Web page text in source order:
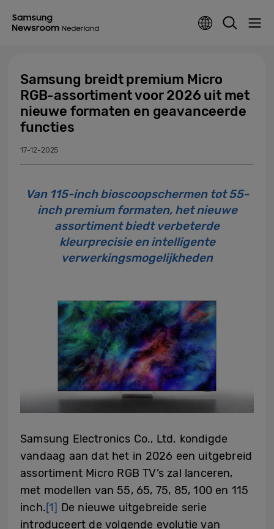
Samsung breidt premium Micro
RGB-assortiment voor 2026 uit met
nieuwe formaten en geavanceerde
functies
17-12-2025
Van 115-inch bioscoopschermen tot 55-
inch premium formaten, het nieuwe
assortiment biedt verbeterde
kleurprecisie en intelligente
verwerkingsmogelijkheden
Samsung Electronics Co., Ltd. kondigde
vandaag aan dat het in 2026 een uitgebreid
assortiment Micro RGB TV’s zal lanceren,
met modellen van 55, 65, 75, 85, 100 en 115
inch.[1] De nieuwe uitgebreide serie
introduceert de volgende evolutie van